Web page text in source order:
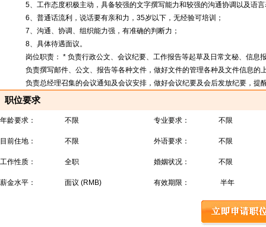
5、工作态度积极主动，具备较强的文字撰写能力和较强的沟通协调以及语言
6、普通话流利，说话要有亲和力，35岁以下，无经验可培训；
7、沟通、协调、组织能力强，有准确的判断力；
8、具体待遇面议。
岗位职责： * 负责行政公文、会议纪要、工作报告等起草及日常文秘、信息
负责撰写邮件、公文、报告等各种文件，做好文件的管理各种及文件信息的
负责总经理召集的会议通知及会议安排，做好会议纪要及会后发放纪要，提
职位要求
年龄要求： 不限 专业要求： 不限
目前住地： 不限 外语要求： 不限
工作性质： 全职 婚姻状况： 不限
薪金水平： 面议 (RMB) 有效期限： 半年